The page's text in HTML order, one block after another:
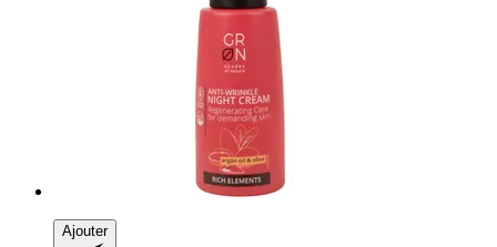
Ajouter